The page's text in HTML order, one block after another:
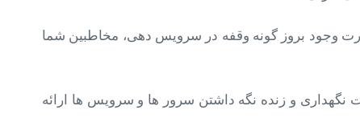
وجود بروز گونه وقفه در سرویس دهی، مخاطبین شما
و زنده نگه داشتن سرور ها و سرویس ها ارائه